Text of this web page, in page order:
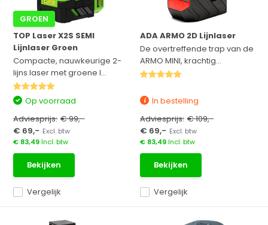
GROEN
TOP Laser X2S SEMI
Lijnlaser Groen
Compacte, nauwkeurige 2-
lijns laser met groene l...
Vergelijk
Op voorraad
Adviesprijs: € 99,-
€ 69,- Excl. btw
€ 83,49Incl. btw
Bekijken
ADA ARMO 2D Lijnlaser
De overtreffende trap van de
ARMO MINI, krachtig...
Vergelijk
In bestelling
Adviesprijs: € 109,-
€ 69,- Excl. btw
€ 83,49Incl. btw
Bekijken